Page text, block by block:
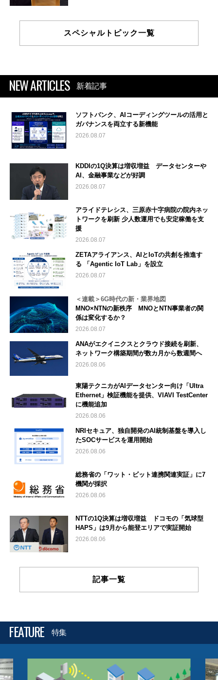
スペシャルトピック一覧
NEW ARTICLES 新着記事
ソフトバンク、AIコーディングツールの活用と
ガバナンスを両立する新機能
2026.08.07
KDDIの1Q決算は増収増益 データセンターや
AI、金融事業などが好調
2026.08.07
アライドテレシス、三原赤十字病院の院内ネッ
トワークを刷新 少人数運用でも安定稼働を支
援
2026.08.07
ZETAアライアンス、AIとIoTの共創を推進す
る 「Agentic IoT Lab」を設立
2026.08.07
＜連載＞6G時代の新・業界地図
MNO×NTNの新秩序 MNOとNTN事業者の関
係は変化するか？
2026.08.07
ANAがエクイニクスとクラウド接続を刷新、
ネットワーク構築期間が数カ月から数週間へ
2026.08.06
東陽テクニカがAIデータセンター向け「Ultra
Ethernet」検証機能を提供、VIAVI TestCenter
に機能追加
2026.08.06
NRIセキュア、独自開発のAI統制基盤を導入し
たSOCサービスを運用開始
2026.08.06
総務省の「ワット・ビット連携関連実証」に7
機関が採択
2026.08.06
NTTの1Q決算は増収増益 ドコモの「気球型
HAPS」は9月から能登エリアで実証開始
2026.08.06
記事一覧
FEATURE 特集